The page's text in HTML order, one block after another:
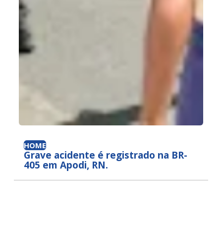
HOME
Grave acidente é registrado na BR-
405 em Apodi, RN.